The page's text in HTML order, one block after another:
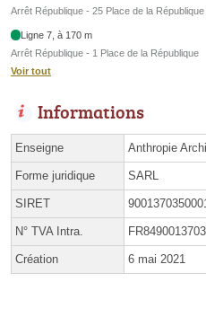
Arrêt République - 25 Place de la République
Ligne 7, à 170 m
Arrêt République - 1 Place de la République
Voir tout
Informations
Enseigne Anthropie
Forme juridique SARL
SIRET
N° TVA Intra.
Création 6 mai 2021